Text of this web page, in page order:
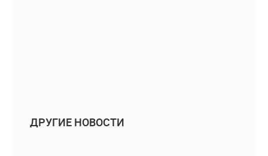
ДРУГИЕ НОВОСТИ